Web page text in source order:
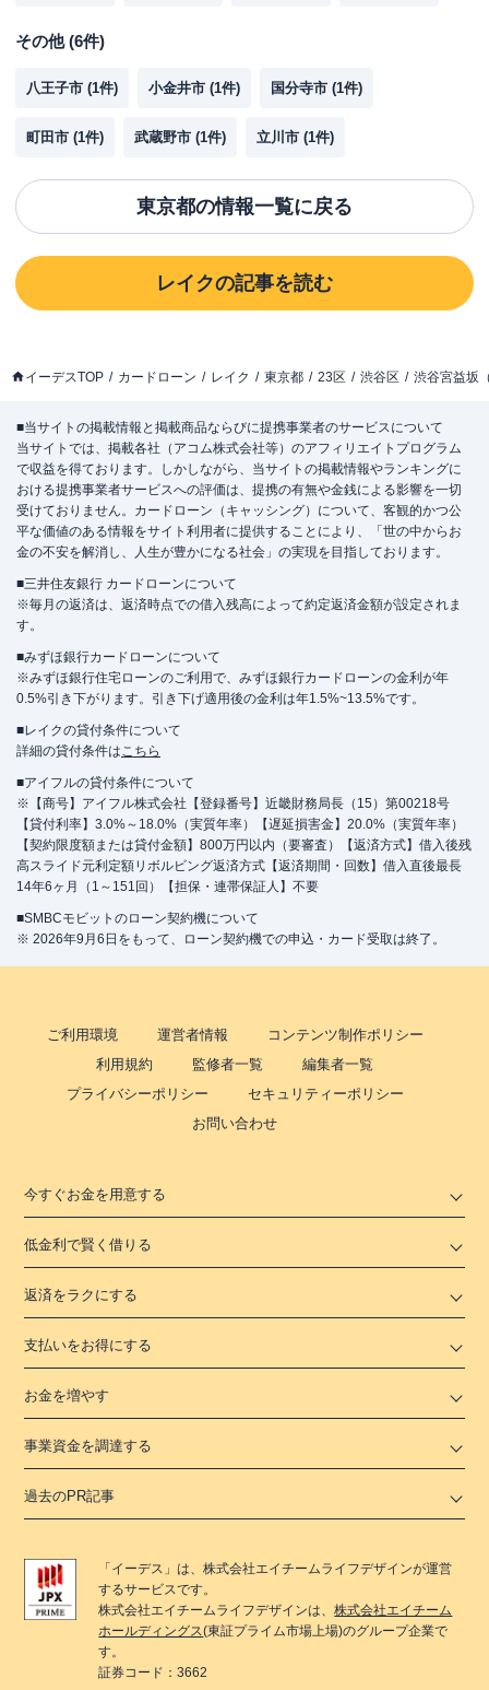
その他(6件)
八王子市 (1件) 小金井市 (1件) 国分寺市 (1件)
町田市 (1件) 武蔵野市 (1件) 立川市 (1件)
東京都の情報一覧に戻る
レイクの記事を読む
イーデスTOP カードローン レイク 東京都 23区 渋谷区 渋谷宮益坂
■当サイトの掲載情報と掲載商品ならびに提携事業者のサービスについて
当サイトでは、掲載各社（アコム株式会社等）のアフィリエイトプログラム
で収益を得ております。しかしながら、当サイトの掲載情報やランキングに
おける提携事業者サービスへの評価は、提携の有無や金銭による影響を一切
受けておりません。カードローン（キャッシング）について、客観的かつ公
平な価値のある情報をサイト利用者に提供することにより、「世の中からお
金の不安を解消し、人生が豊かになる社会」の実現を目指しております。
■三井住友銀行 カードローンについて
※毎月の返済は、返済時点での借入残高によって約定返済金額が設定されま
す。
■みずほ銀行カードローンについて
※みずほ銀行住宅ローンのご利用で、みずほ銀行カードローンの金利が年
0.5%引き下がります。引き下げ適用後の金利は年1.5%~13.5%です。
■レイクの貸付条件について
詳細の貸付条件はこちら
■アイフルの貸付条件について
※【商号】アイフル株式会社【登録番号】近畿財務局長（15）第00218号
【貸付利率】3.0%～18.0%（実質年率）【遅延損害金】20.0%（実質年率）
【契約限度額または貸付金額】800万円以内（要審査）【返済方式】借入後残
高スライド元利定額リボルビング返済方式【返済期間・回数】借入直後最長
14年6ヶ月（1～151回）【担保・連帯保証人】不要
■SMBCモビットのローン契約機について
※ 2026年9月6日をもって、ローン契約機での申込・カード受取は終了。
ご利用環境 運営者情報
コンテンツ制作ポリシー
利用規約
監修者一覧
編集者一覧
プライバシーポリシー
セキュリティーポリシー
お問い合わせ
今すぐお金を用意する
低金利で賢く借りる
返済をラクにする
支払いをお得にする
お金を増やす
事業資金を調達する
過去のPR記事
「 イーデス 」は、株式会社エイチームライフデザインが運営
するサービスです。
株式会社エイチームライフデザインは、株式会社エイチーム
ホールディングス(東証プライム市場上場)のグループ企業で
す。
証券コード：3662